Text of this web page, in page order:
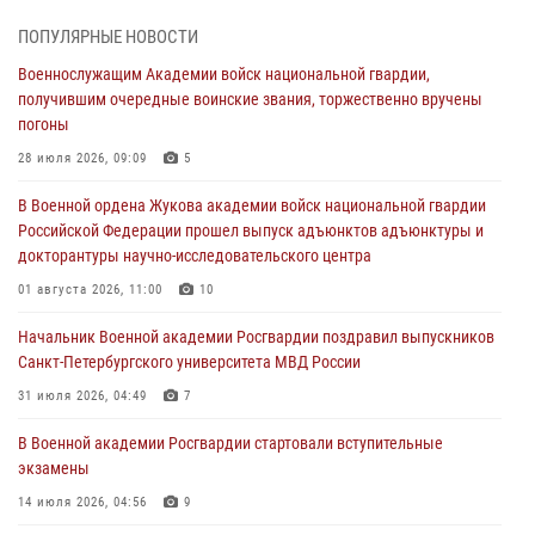
27 июля 2026, 14:49 7
Военная академия информирует!
23 июля 2026, 04:51
Курсант Военной академии войск национальной гвардии принял
22 июля 2026, 09:41
Мастер‑класс по стрельбе: точность, тактика, профессионализм
20 июля 2026, 11:17
108 лет со дня образования подразделений связи войск
ПОПУЛЯРНЫЕ НОВОСТИ
Военнослужащим Академии войск национальной гвардии,
получившим очередные воинские звания, торжественно вручены
погоны
28 июля 2026, 09:09 5
В Военной ордена Жукова академии войск национальной гвардии
Российской Федерации прошел выпуск адъюнктов адъюнктуры и
докторантуры научно-исследовательского центра
01 августа 2026, 11:00 10
Начальник Военной академии Росгвардии поздравил выпускников
Санкт-Петербургского университета МВД России
31 июля 2026, 04:49 7
В Военной академии Росгвардии стартовали вступительные
экзамены
14 июля 2026, 04:56 9